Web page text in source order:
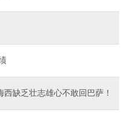
缺乏壮志雄心不敢回巴萨！